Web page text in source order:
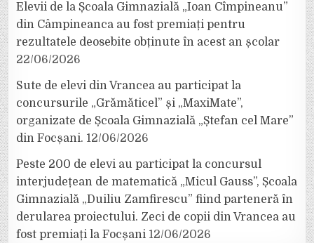
Elevii de la Școala Gimnazială „Ioan Cîmpineanu”
din Câmpineanca au fost premiați pentru
rezultatele deosebite obținute în acest an școlar
22/06/2026
Sute de elevi din Vrancea au participat la
concursurile „Grămăticel” și „MaxiMate”,
organizate de Școala Gimnazială „Ștefan cel Mare”
din Focșani. 12/06/2026
Peste 200 de elevi au participat la concursul
interjudețean de matematică „Micul Gauss”, Școala
Gimnazială „Duiliu Zamfirescu” fiind parteneră în
derularea proiectului. Zeci de copii din Vrancea au
fost premiați la Focșani 12/06/2026